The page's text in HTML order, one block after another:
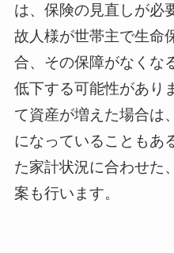
は、保険の見直しが必
故人様が世帯主で生命
合、その保障がなくな
低下する可能性があり
て資産が増えた場合は
になっていることもあ
た家計状況に合わせた
案も行います。